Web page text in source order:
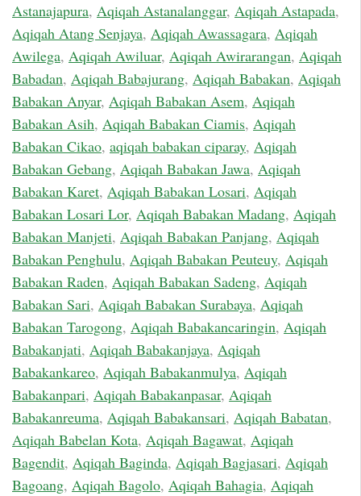
Astanajapura, Aqiqah Astanalanggar, Aqiqah Astapada,
Aqiqah Atang Senjaya, Aqiqah Awassagara, Aqiqah
Awilega, Aqiqah Awiluar, Aqiqah Awirarangan, Aqiqah
Babadan, Aqiqah Babajurang, Aqiqah Babakan, Aqiqah
Babakan Anyar, Aqiqah Babakan Asem, Aqiqah
Babakan Asih, Aqiqah Babakan Ciamis, Aqiqah
Babakan Cikao, aqiqah babakan ciparay, Aqiqah
Babakan Gebang, Aqiqah Babakan Jawa, Aqiqah
Babakan Karet, Aqiqah Babakan Losari, Aqiqah
Babakan Losari Lor, Aqiqah Babakan Madang, Aqiqah
Babakan Manjeti, Aqiqah Babakan Panjang, Aqiqah
Babakan Penghulu, Aqiqah Babakan Peuteuy, Aqiqah
Babakan Raden, Aqiqah Babakan Sadeng, Aqiqah
Babakan Sari, Aqiqah Babakan Surabaya, Aqiqah
Babakan Tarogong, Aqiqah Babakancaringin, Aqiqah
Babakanjati, Aqiqah Babakanjaya, Aqiqah
Babakankareo, Aqiqah Babakanmulya, Aqiqah
Babakanpari, Aqiqah Babakanpasar, Aqiqah
Babakanreuma, Aqiqah Babakansari, Aqiqah Babatan,
Aqiqah Babelan Kota, Aqiqah Bagawat, Aqiqah
Bagendit, Aqiqah Baginda, Aqiqah Bagjasari, Aqiqah
Bagoang, Aqiqah Bagolo, Aqiqah Bahagia, Aqiqah